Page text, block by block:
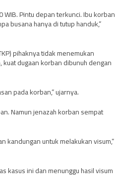
Pintu depan terkunci. Ibu korban
busana hanya di tutup handuk,”
pihaknya tidak menemukan
dugaan korban dibunuh dengan
pada korban,” ujarnya.
Namun jenazah korban sempat
kandungan untuk melakukan visum,”
kasus ini dan menunggu hasil visum